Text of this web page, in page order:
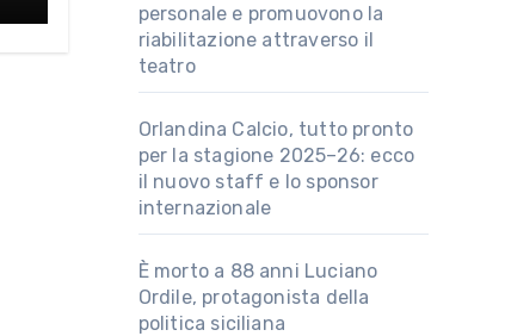
personale e promuovono la
riabilitazione attraverso il
teatro
Orlandina Calcio, tutto pronto
per la stagione 2025–26: ecco
il nuovo staff e lo sponsor
internazionale
È morto a 88 anni Luciano
Ordile, protagonista della
politica siciliana